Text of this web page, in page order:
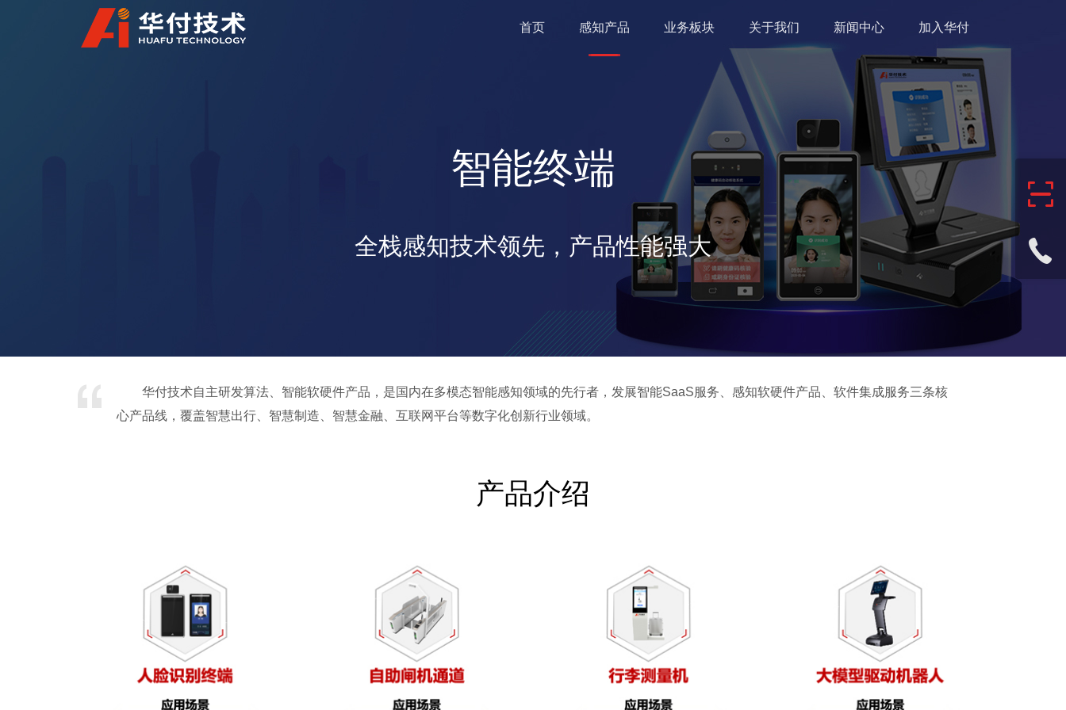
首页 感知产品 业务板块 关于我们 新闻中心 加入华付
智能终端
全栈感知技术领先，产品性能强大
华付技术自主研发算法、智能软硬件产品，是国内在多模态智能感知领域的先行者，发展智能SaaS服务、感知软硬件产品、软件集成服务三条核
心产品线，覆盖智慧出行、智慧制造、智慧金融、互联网平台等数字化创新行业领域。
产品介绍